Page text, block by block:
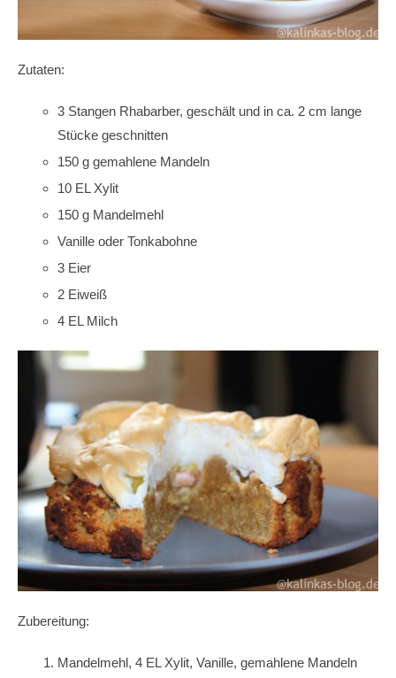
Zutaten:
3 Stangen Rhabarber, geschält und in ca. 2 cm lange
Stücke geschnitten
150 g gemahlene Mandeln
10 EL Xylit
150 g Mandelmehl
Vanille oder Tonkabohne
3 Eier
2 Eiweiß
4 EL Milch
Zubereitung:
Mandelmehl, 4 EL Xylit, Vanille, gemahlene Mandeln